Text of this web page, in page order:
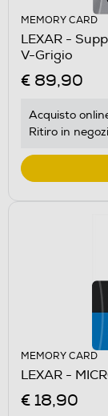
MEMORY CARD
LEXAR -
V-Grigio
€ 89,90
Acquisto
Ritiro in
MEMORY CARD
LEXAR -
€ 18,90